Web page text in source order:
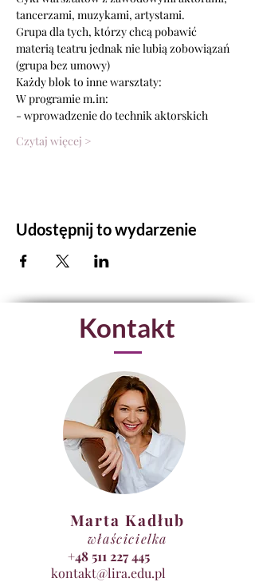
tancerzami, muzykami, artystami.
Grupa dla tych, którzy chcą pobawić
materią teatru jednak nie lubią zobowiązań
(grupa bez umowy)
Każdy blok to inne warsztaty:
W programie m.in:
- wprowadzenie do technik aktorskich
Czytaj więcej >
Udostępnij to wydarzenie
Kontakt
Marta Kadłub
właścicielka
+48 511 227 445
kontakt@lira.edu.pl